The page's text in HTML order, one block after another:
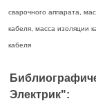
сварочного аппарата,
кабеля, масса изоляции
кабеля
Электрик":